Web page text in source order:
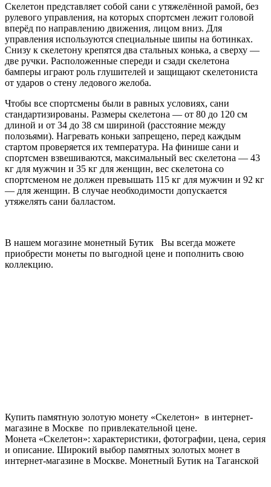
Скелетон представляет собой сани c утяжелённой рамой, без
рулевого управления, на которых спортсмен лежит головой
вперёд по направлению движения, лицом вниз. Для
управления используются специальные шипы на ботинках.
Снизу к скелетону крепятся два стальных конька, а сверху —
две ручки. Расположенные спереди и сзади скелетона
бамперы играют роль глушителей и защищают скелетониста
от ударов о стену ледового желоба.
Чтобы все спортсмены были в равных условиях, сани
стандартизированы. Размеры скелетона — от 80 до 120 см
длиной и от 34 до 38 см шириной (расстояние между
полозьями). Нагревать коньки запрещено, перед каждым
стартом проверяется их температура. На финише сани и
спортсмен взвешиваются, максимальный вес скелетона — 43
кг для мужчин и 35 кг для женщин, вес скелетона со
спортсменом не должен превышать 115 кг для мужчин и 92 кг
— для женщин. В случае необходимости допускается
утяжелять сани балластом.
В нашем могазине монетный Бутик Вы всегда можете
приобрести монеты по выгодной цене и пополнить свою
коллекцию.
Купить памятную золотую монету «Скелетон» в интернет-
магазине в Москве по привлекательной цене.
Монета «Скелетон»: характеристики, фотографии, цена, серия
и описание. Широкий выбор памятных золотых монет в
интернет-магазине в Москве. Монетный Бутик на Таганской